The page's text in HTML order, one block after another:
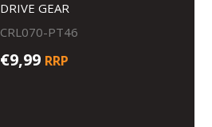
DRIVE GEAR
CRL070-PT46
€9,99 RRP